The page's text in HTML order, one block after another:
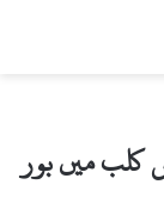
کلب میں بور